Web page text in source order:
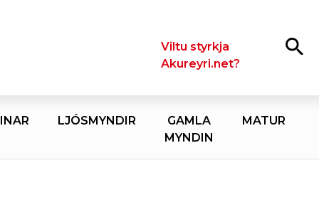
LeitaViltu styrkja
Akureyri.net?
LJÓSMYNDIR
GAMLA
MYNDIN
MATUR